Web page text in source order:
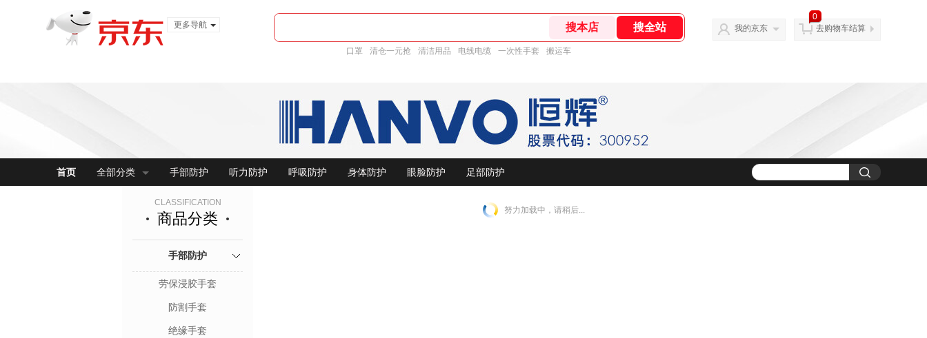
更多导航
口罩 清仓一元抢 清洁用品 电线电缆 一次性手套 搬运车
我的京东
0
去购物车结算
首页 全部分类 手部防护 听力防护 呼吸防护 身体防护 眼脸防护 足部防护
CLASSIFICATION
商品分类
手部防护
劳保浸胶手套
防割手套
绝缘手套
努力加载中，请稍后...